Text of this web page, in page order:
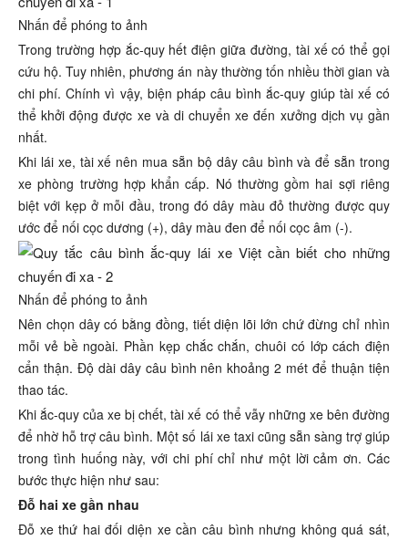
Nhấn để phóng to ảnh
Trong trường hợp ắc-quy hết điện giữa đường, tài xế có thể gọi
cứu hộ. Tuy nhiên, phương án này thường tốn nhiều thời gian và
chi phí. Chính vì vậy, biện pháp câu bình ắc-quy giúp tài xế có
thể khởi động được xe và di chuyển xe đến xưởng dịch vụ gần
nhất.
Khi lái xe, tài xế nên mua sẵn bộ dây câu bình và để sẵn trong
xe phòng trường hợp khẩn cấp. Nó thường gồm hai sợi riêng
biệt với kẹp ở mỗi đầu, trong đó dây màu đỏ thường được quy
ước để nối cọc dương (+), dây màu đen để nối cọc âm (-).
Nhấn để phóng to ảnh
Nên chọn dây có bằng đồng, tiết diện lõi lớn chứ đừng chỉ nhìn
mỗi vẻ bề ngoài. Phần kẹp chắc chắn, chuôi có lớp cách điện
cẩn thận. Độ dài dây câu bình nên khoảng 2 mét để thuận tiện
thao tác.
Khi ắc-quy của xe bị chết, tài xế có thể vẫy những xe bên đường
để nhờ hỗ trợ câu bình. Một số lái xe taxi cũng sẵn sàng trợ giúp
trong tình huống này, với chi phí chỉ như một lời cảm ơn. Các
bước thực hiện như sau:
Đỗ hai xe gần nhau
Đỗ xe thứ hai đối diện xe cần câu bình nhưng không quá sát,